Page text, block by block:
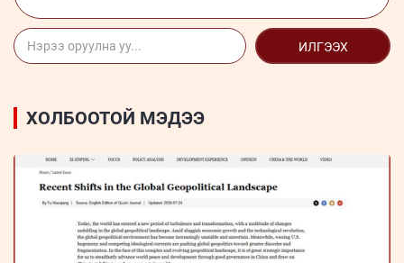
ИЛГЭЭХ
ХОЛБООТОЙ МЭДЭЭ